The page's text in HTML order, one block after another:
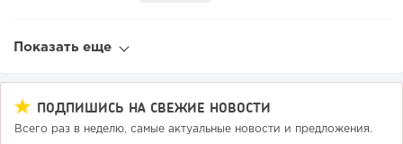
Показать еще
ПОДПИШИСЬ НА СВЕЖИЕ НОВОСТИ
Всего раз в неделю, самые актуальные новости и предложения.